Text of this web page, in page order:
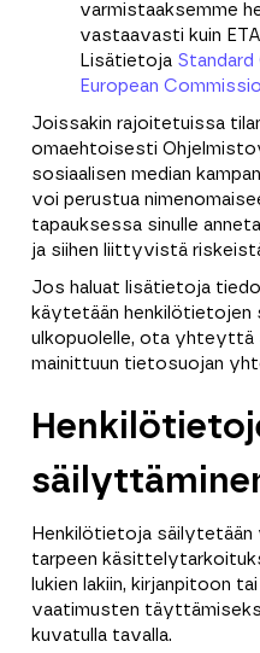
varmistaaksemme
vastaavasti kuin
Lisätietoja Standard
European
Joissakin rajoitetuissa
omaehtoisesti
sosiaalisen median
voi perustua
tapauksessa sinulle
ja siihen liittyvistä
Jos haluat lisätietoja
käytetään henkilötietojen
ulkopuolelle, ota yhteyttä
mainittuun tietosuojan
Henkilötietoja säilytetään
tarpeen
lukien lakiin, kirjanpitoon
vaatimusten
kuvatulla tavalla.